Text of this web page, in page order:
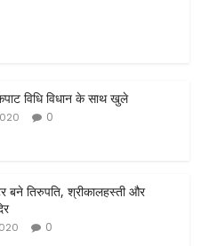
विधि विधान के साथ खुले
0
बने तिरुपति, श्रीकालहस्ती और
0